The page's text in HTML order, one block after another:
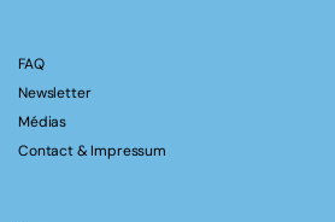
FAQ
Newsletter
Médias
Contact & Impressum